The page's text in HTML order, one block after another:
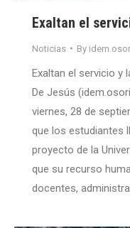
Exaltan el
Noticias By
Exaltan el servicio y
De Jesús
viernes, 28 de
que los estudiantes
proyecto de la
que su recurso
docentes,